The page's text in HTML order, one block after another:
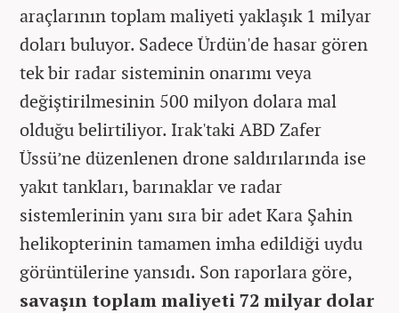
araçlarının toplam maliyeti yaklaşık 1 milyar
doları buluyor. Sadece Ürdün'de hasar gören
tek bir radar sisteminin onarımı veya
değiştirilmesinin 500 milyon dolara mal
olduğu belirtiliyor. Irak'taki ABD Zafer
Üssü’ne düzenlenen drone saldırılarında ise
yakıt tankları, barınaklar ve radar
sistemlerinin yanı sıra bir adet Kara Şahin
helikopterinin tamamen imha edildiği uydu
görüntülerine yansıdı. Son raporlara göre,
savaşın toplam maliyeti 72 milyar dolar